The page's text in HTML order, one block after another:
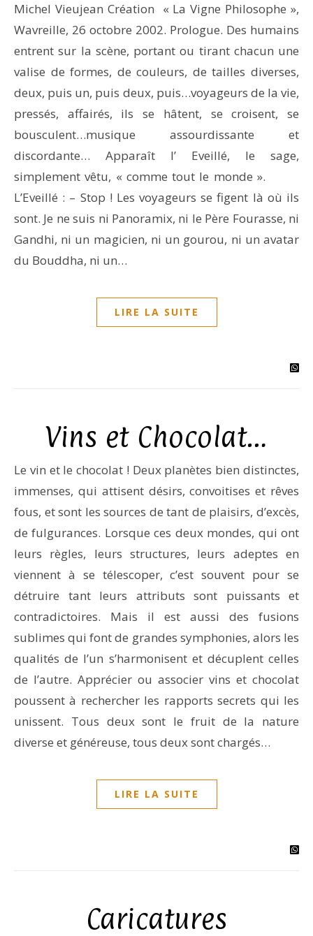
Michel Vieujean Création « La Vigne Philosophe »,
Wavreille, 26 octobre 2002. Prologue. Des humains
entrent sur la scène, portant ou tirant chacun une
valise de formes, de couleurs, de tailles diverses,
deux, puis un, puis deux, puis…voyageurs de la vie,
pressés, affairés, ils se hâtent, se croisent, se
bousculent…musique assourdissante et
discordante… Apparaît l’ Eveillé, le sage,
simplement vêtu, « comme tout le monde ».
L’Eveillé : – Stop ! Les voyageurs se figent là où ils
sont. Je ne suis ni Panoramix, ni le Père Fourasse, ni
Gandhi, ni un magicien, ni un gourou, ni un avatar
du Bouddha, ni un…
LIRE LA SUITE
Vins et Chocolat…
Le vin et le chocolat ! Deux planètes bien distinctes,
immenses, qui attisent désirs, convoitises et rêves
fous, et sont les sources de tant de plaisirs, d’excès,
de fulgurances. Lorsque ces deux mondes, qui ont
leurs règles, leurs structures, leurs adeptes en
viennent à se télescoper, c’est souvent pour se
détruire tant leurs attributs sont puissants et
contradictoires. Mais il est aussi des fusions
sublimes qui font de grandes symphonies, alors les
qualités de l’un s’harmonisent et décuplent celles
de l’autre. Apprécier ou associer vins et chocolat
poussent à rechercher les rapports secrets qui les
unissent. Tous deux sont le fruit de la nature
diverse et généreuse, tous deux sont chargés…
LIRE LA SUITE
Caricatures